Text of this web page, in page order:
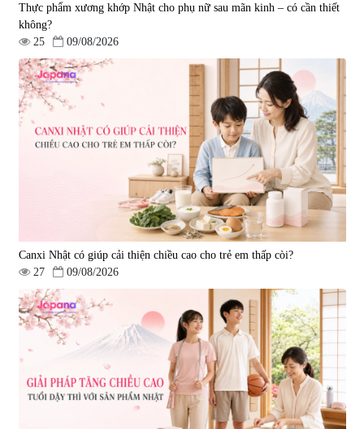
Thực phẩm xương khớp Nhật cho phụ nữ sau mãn kinh – có cần thiết
không?
25
09/08/2026
Canxi Nhật có giúp cải thiện chiều cao cho trẻ em thấp còi?
27
09/08/2026